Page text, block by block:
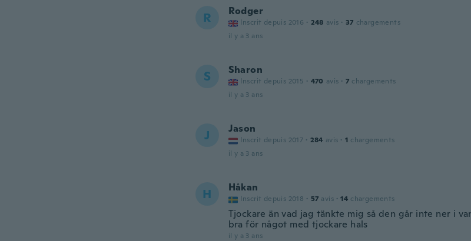
R Rodger
Inscrit depuis 2016 · 248 avis · 37 chargements
il y a 3 ans
S Sharon
Inscrit depuis 2015 · 470 avis · 7 chargements
il y a 3 ans
J Jason
Inscrit depuis 2017 · 284 avis · 1 chargements
il y a 3 ans
H Håkan
Inscrit depuis 2018 · 57 avis · 14 chargements
Tjockare än vad jag tänkte mig så den går inte ner i
bra för något med tjockare hals
il y a 3 ans